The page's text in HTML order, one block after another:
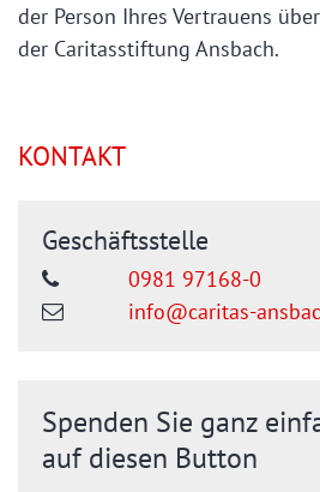
der Person Ihres Vertrauens
der Caritasstiftung Ansbach.
KONTAKT
Geschäftsstelle
0981 97168-0
info@caritas-
Spenden Sie ganz
auf diesen Button